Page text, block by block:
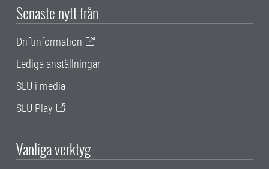
Senaste nytt från
Driftinformation
Lediga anställningar
SLU i media
SLU Play
Vanliga verktyg